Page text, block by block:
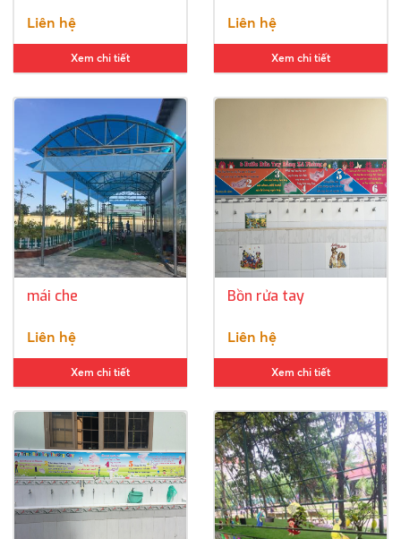
Liên hệ
Xem chi tiết
Liên hệ
Xem chi tiết
mái che
Liên hệ
Xem chi tiết
Bồn rửa tay
Liên hệ
Xem chi tiết